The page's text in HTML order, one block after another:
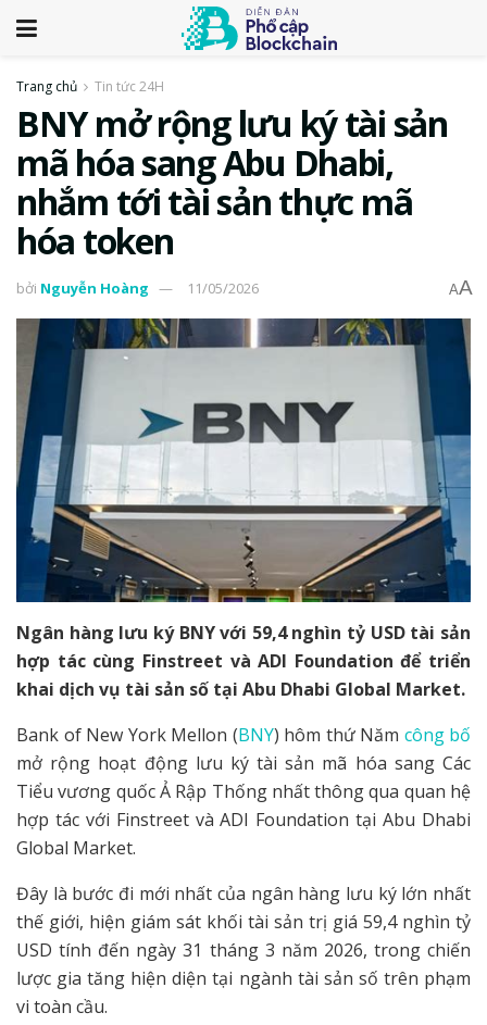
Trang chủ Tin tức 24H
BNY mở rộng lưu ký tài sản
mã hóa sang Abu Dhabi,
nhắm tới tài sản thực mã
hóa token
bởi Nguyễn Hoàng 11/05/2026 AA
Ngân hàng lưu ký BNY với 59,4 nghìn tỷ USD tài sản
hợp tác cùng Finstreet và ADI Foundation để triển
khai dịch vụ tài sản số tại Abu Dhabi Global Market.
Bank of New York Mellon (BNY) hôm thứ Năm công bố
mở rộng hoạt động lưu ký tài sản mã hóa sang Các
Tiểu vương quốc Ả Rập Thống nhất thông qua quan hệ
hợp tác với Finstreet và ADI Foundation tại Abu Dhabi
Global Market.
Đây là bước đi mới nhất của ngân hàng lưu ký lớn nhất
thế giới, hiện giám sát khối tài sản trị giá 59,4 nghìn tỷ
USD tính đến ngày 31 tháng 3 năm 2026, trong chiến
lược gia tăng hiện diện tại ngành tài sản số trên phạm
vi toàn cầu.